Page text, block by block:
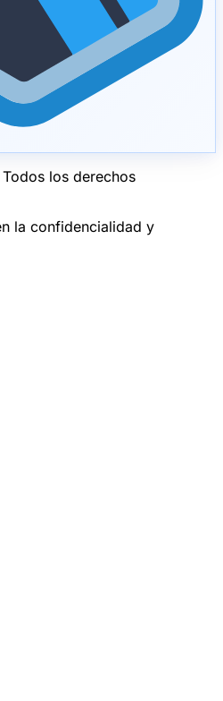
Todos los derechos
la confidencialidad y